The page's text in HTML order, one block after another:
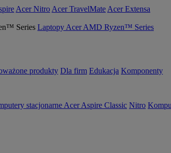
Acer Nitro Acer TravelMate Acer Extensa
Laptopy Acer AMD Ryzen™ Series
produkty Dla firm Edukacja Komponenty
stacjonarne Acer Aspire Classic Nitro